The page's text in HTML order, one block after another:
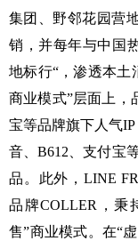
集团、野邻花园营
销，并每年与中国
地标行“，渗透本土
商业模式”层面上，
宝等品牌旗下人气
音、B612、支付宝
品。此外，LINE
品牌COLLER，秉
售”商业模式。在“